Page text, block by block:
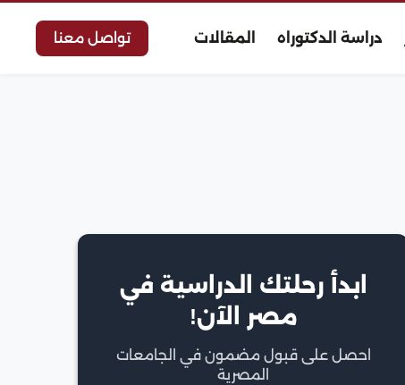
دراسة الدكتوراه المقالات تواصل معنا
ابدأ رحلتك الدراسية في
مصر الآن!
احصل على قبول مضمون في الجامعات
المصرية